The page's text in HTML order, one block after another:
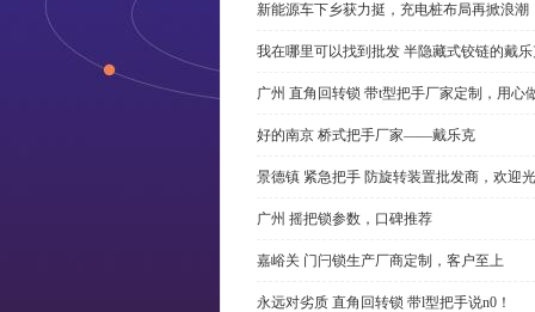
新能源车下乡获力挺，充电桩布局再掀浪潮
我在哪里可以找到批发 半隐藏式铰链的戴
广州 直角回转锁 带t型把手厂家定制，用心
好的南京 桥式把手厂家——戴乐克
景德镇 紧急把手 防旋转装置批发商，欢迎
广州 摇把锁参数，口碑推荐
嘉峪关 门闩锁生产厂商定制，客户至上
永远对劣质 直角回转锁 带l型把手说n0！